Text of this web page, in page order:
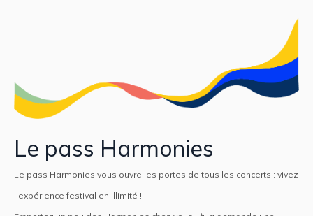
Le pass Harmonies
Le pass Harmonies vous ouvre les portes de tous les concerts : vivez
l’expérience festival en illimité !